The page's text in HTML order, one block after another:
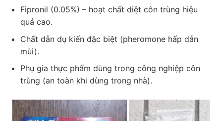
Fipronil (0.05%) – hoạt chất diệt côn trùng hiệu
quả cao.
Chất dẫn dụ kiến đặc biệt (pheromone hấp dẫn
mùi).
Phụ gia thực phẩm dùng trong công nghiệp côn
trùng (an toàn khi dùng trong nhà).